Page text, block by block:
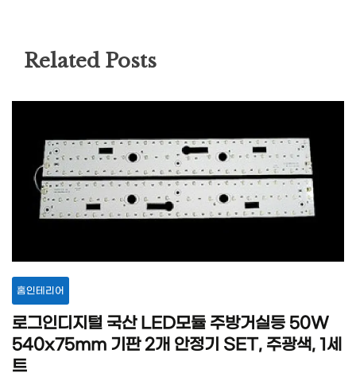
Related Posts
홈인테리어
로그인디지털 국산 LED모듈 주방거실등 50W
540x75mm 기판 2개 안정기 SET, 주광색, 1세
트